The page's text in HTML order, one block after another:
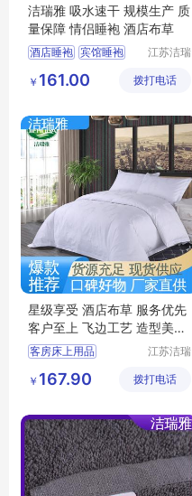
洁瑞雅 吸水速干 规模生产 质
量保障 情侣睡袍 酒店布草
酒店睡袍 宾馆睡袍
宾馆床上用品
江苏洁瑞
有限公司
￥ 161.00 拨打电话
星级享受 酒店布草 服务优先
客户至上 飞边工艺 造型美观
洁瑞雅
客房床上用品
酒店床上用品
江苏洁瑞
有限公司
￥ 167.90 拨打电话